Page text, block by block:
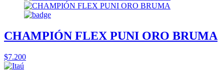
CHAMPIÓN FLEX PUNI ORO BRUMA
$7.200